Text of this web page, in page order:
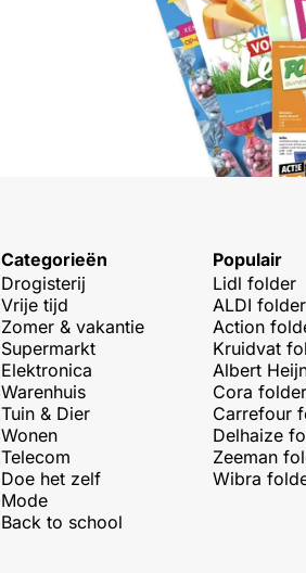
Categorieën
Drogisterij
Vrije tijd
Zomer & vakantie
Supermarkt
Elektronica
Warenhuis
Tuin & Dier
Wonen
Telecom
Doe het zelf
Mode
Back to school
Populair
Lidl folder
ALDI folder
Action
Kruidvat
Albert
Cora folder
Carrefour
Delhaize
Zeeman
Wibra